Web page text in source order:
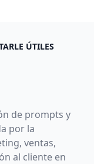
ÚTILES
de prompts y
por la
ventas,
al cliente en